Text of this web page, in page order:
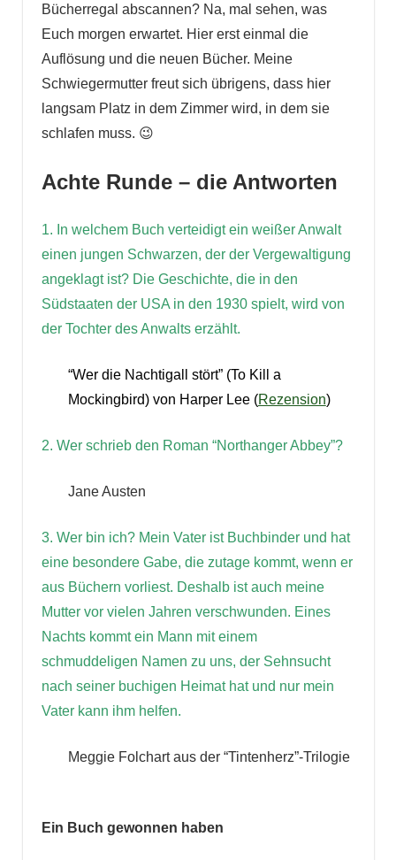
Bücherregal abscannen? Na, mal sehen, was
Euch morgen erwartet. Hier erst einmal die
Auflösung und die neuen Bücher. Meine
Schwiegermutter freut sich übrigens, dass hier
langsam Platz in dem Zimmer wird, in dem sie
schlafen muss. 😉
Achte Runde – die Antworten
1. In welchem Buch verteidigt ein weißer Anwalt
einen jungen Schwarzen, der der Vergewaltigung
angeklagt ist? Die Geschichte, die in den
Südstaaten der USA in den 1930 spielt, wird von
der Tochter des Anwalts erzählt.
“Wer die Nachtigall stört” (To Kill a
Mockingbird) von Harper Lee (Rezension)
2. Wer schrieb den Roman “Northanger Abbey”?
Jane Austen
3. Wer bin ich? Mein Vater ist Buchbinder und hat
eine besondere Gabe, die zutage kommt, wenn er
aus Büchern vorliest. Deshalb ist auch meine
Mutter vor vielen Jahren verschwunden. Eines
Nachts kommt ein Mann mit einem
schmuddeligen Namen zu uns, der Sehnsucht
nach seiner buchigen Heimat hat und nur mein
Vater kann ihm helfen.
Meggie Folchart aus der “Tintenherz”-Trilogie
Ein Buch gewonnen haben